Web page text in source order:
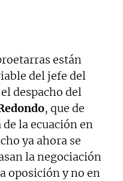
están
del jefe del
despacho del
, que de
la ecuación en
ya ahora se
la negociación
oposición y no en